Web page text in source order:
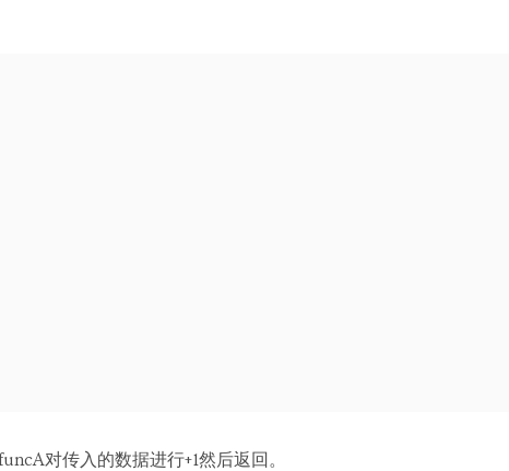
对传入的数据进行+1然后返回。